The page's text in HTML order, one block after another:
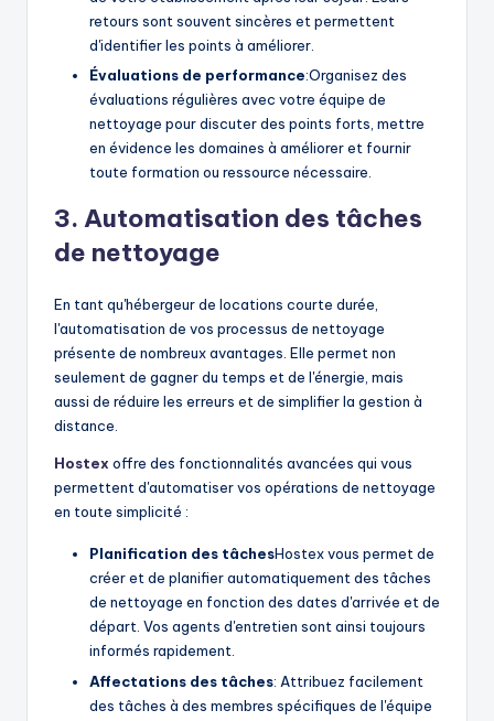
retours sont souvent sincères et permettent
d'identifier les points à améliorer.
Évaluations de performance:Organisez des
évaluations régulières avec votre équipe de
nettoyage pour discuter des points forts, mettre
en évidence les domaines à améliorer et fournir
toute formation ou ressource nécessaire.
3. Automatisation des tâches
de nettoyage
En tant qu'hébergeur de locations courte durée,
l'automatisation de vos processus de nettoyage
présente de nombreux avantages. Elle permet non
seulement de gagner du temps et de l'énergie, mais
aussi de réduire les erreurs et de simplifier la gestion à
distance.
Hostex offre des fonctionnalités avancées qui vous
permettent d'automatiser vos opérations de nettoyage
en toute simplicité :
Planification des tâchesHostex vous permet de
créer et de planifier automatiquement des tâches
de nettoyage en fonction des dates d'arrivée et de
départ. Vos agents d'entretien sont ainsi toujours
informés rapidement.
Affectations des tâches: Attribuez facilement
des tâches à des membres spécifiques de l'équipe